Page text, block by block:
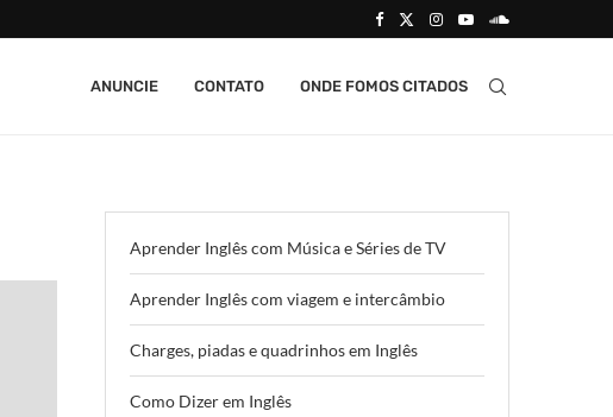
ANUNCIE CONTATO ONDE FOMOS CITADOS
Aprender Inglês com Música e Séries de TV
Aprender Inglês com viagem e intercâmbio
Charges, piadas e quadrinhos em Inglês
Como Dizer em Inglês